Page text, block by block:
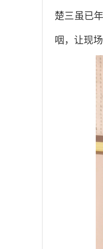
楚三虽已
咽，让现